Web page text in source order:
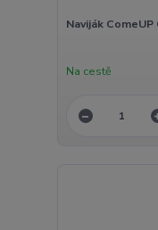
Naviják
Na cestě